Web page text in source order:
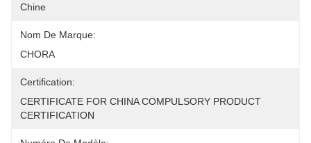
Chine
Nom De Marque:
CHORA
Certification:
CERTIFICATE FOR CHINA COMPULSORY PRODUCT
CERTIFICATION